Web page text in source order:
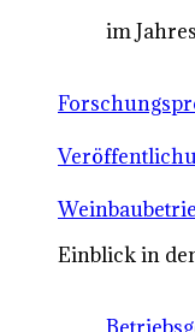
im
Einblick in